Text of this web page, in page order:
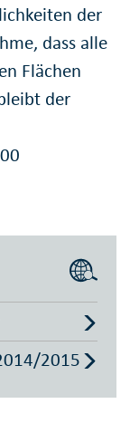
der
dass alle
Flächen
der
2015